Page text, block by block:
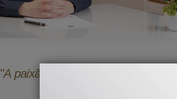
"A paixão pela medicina veio do
- Dr.